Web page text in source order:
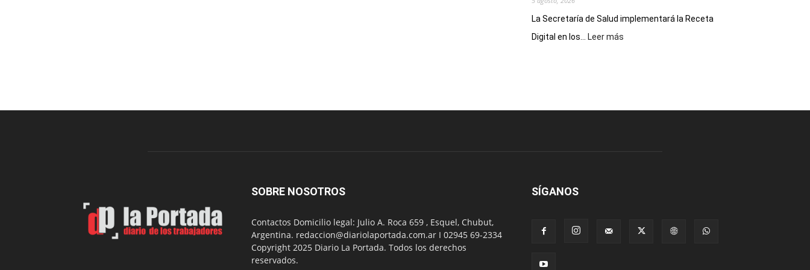
La Secretaría de Salud implementará la Receta
Digital en los...
Leer más
los
SOBRE NOSOTROS
Contactos Domicilio legal: Julio A. Roca 659 , Esquel, Chubut,
Argentina. redaccion@diariolaportada.com.ar I 02945 69-2334
Copyright 2025 Diario La Portada. Todos los derechos
reservados.
SÍGANOS